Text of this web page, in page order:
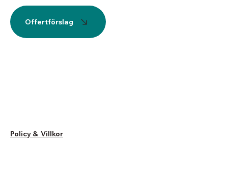
Offertförslag
Policy & Villkor